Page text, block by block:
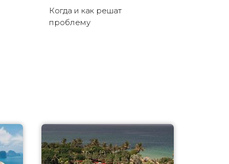
Когда и как решат
проблему